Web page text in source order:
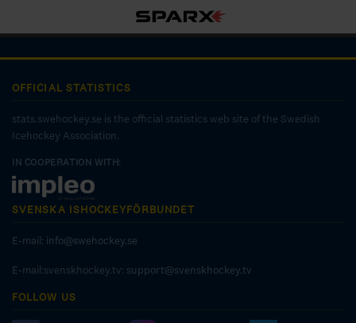
OFFICIAL STATISTICS
stats.swehockey.se is the official statistics web site of the Swedish
Icehockey Association.
IN COOPERATION WITH:
SVENSKA ISHOCKEYFÖRBUNDET
E-mail: info@swehockey.se
E-mail:svenskhockey.tv: support@svenskhockey.tv
FOLLOW US